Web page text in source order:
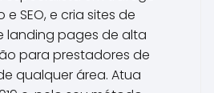
SEO, e cria sites de
landing pages de alta
para prestadores de
qualquer área. Atua